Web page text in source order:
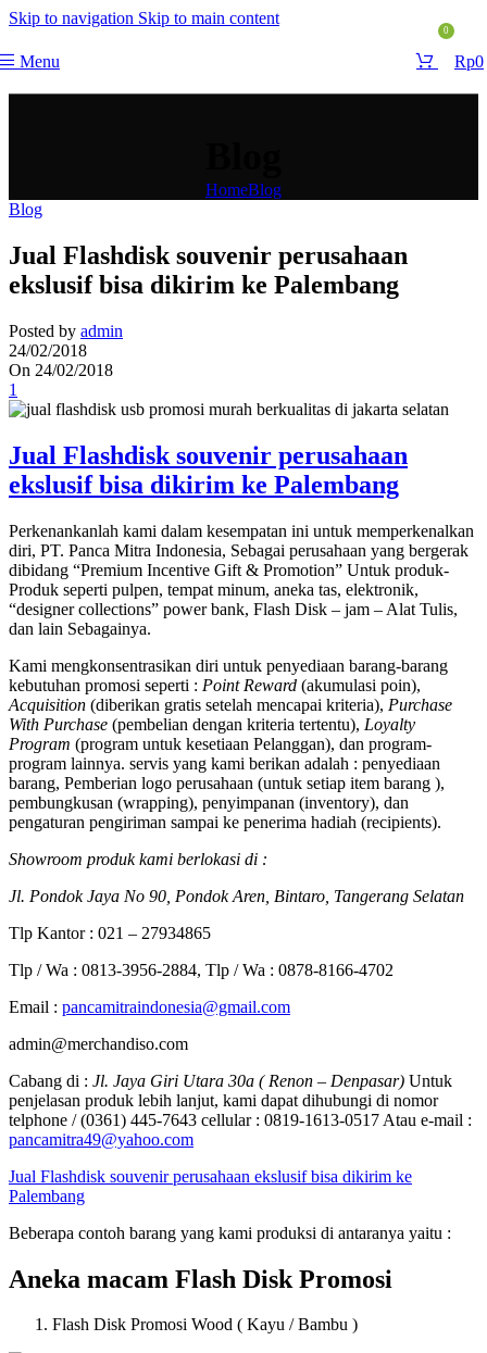
Skip to navigation Skip to main content
Menu
0
Rp0
HomeBlog
Blog
Jual Flashdisk souvenir perusahaan
ekslusif bisa dikirim ke Palembang
Posted by admin
24/02/2018
On 24/02/2018
1
Jual Flashdisk souvenir perusahaan
ekslusif bisa dikirim ke Palembang
Perkenankanlah kami dalam kesempatan ini untuk memperkenalkan
diri, PT. Panca Mitra Indonesia, Sebagai perusahaan yang bergerak
dibidang “Premium Incentive Gift & Promotion” Untuk produk-
Produk seperti pulpen, tempat minum, aneka tas, elektronik,
“designer collections” power bank, Flash Disk – jam – Alat Tulis,
dan lain Sebagainya.
Kami mengkonsentrasikan diri untuk penyediaan barang-barang
kebutuhan promosi seperti : Point Reward (akumulasi poin),
Acquisition (diberikan gratis setelah mencapai kriteria), Purchase
With Purchase (pembelian dengan kriteria tertentu), Loyalty
Program (program untuk kesetiaan Pelanggan), dan program-
program lainnya. servis yang kami berikan adalah : penyediaan
barang, Pemberian logo perusahaan (untuk setiap item barang ),
pembungkusan (wrapping), penyimpanan (inventory), dan
pengaturan pengiriman sampai ke penerima hadiah (recipients).
Showroom produk kami berlokasi di :
Jl. Pondok Jaya No 90, Pondok Aren, Bintaro, Tangerang Selatan
Tlp Kantor : 021 – 27934865
Tlp / Wa : 0813-3956-2884, Tlp / Wa : 0878-8166-4702
Email : pancamitraindonesia@gmail.com
admin@merchandiso.com
Cabang di : Jl. Jaya Giri Utara 30a ( Renon – Denpasar) Untuk
penjelasan produk lebih lanjut, kami dapat dihubungi di nomor
telphone / (0361) 445-7643 cellular : 0819-1613-0517 Atau e-mail :
pancamitra49@yahoo.com
Jual Flashdisk souvenir perusahaan ekslusif bisa dikirim ke
Palembang
Beberapa contoh barang yang kami produksi di antaranya yaitu :
Aneka macam Flash Disk Promosi
Flash Disk Promosi Wood ( Kayu / Bambu )